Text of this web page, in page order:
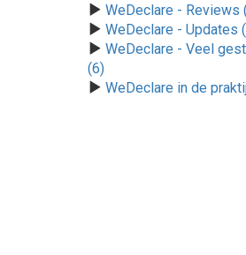
WeDeclare - Reviews
WeDeclare - Updates
WeDeclare - Veel
(6)
WeDeclare in de